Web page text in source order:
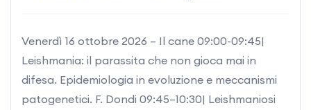
Venerdì 16 ottobre 2026 – Il cane 09:00-09:45|
Leishmania: il parassita che non gioca mai in
difesa. Epidemiologia in evoluzione e meccanismi
patogenetici. F. Dondi 09:45–10:30| Leishmaniosi